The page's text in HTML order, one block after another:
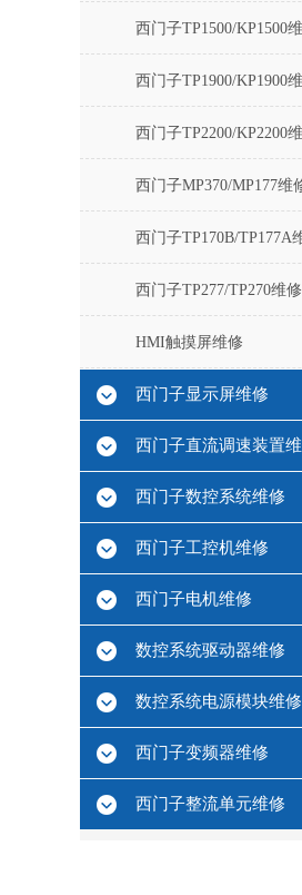
西门子TP1500/KP1500
西门子TP1900/KP1900
西门子TP2200/KP2200
西门子MP370/MP177维
西门子TP170B/TP177A
西门子TP277/TP270维修
HMI触摸屏维修
西门子显示屏维修
西门子直流调速装置
西门子数控系统维修
西门子工控机维修
西门子电机维修
数控系统驱动器维修
数控系统电源模块维修
西门子变频器维修
西门子整流单元维修